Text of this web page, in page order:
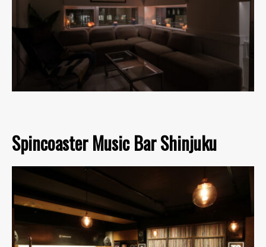
Spincoaster Music Bar Shinjuku